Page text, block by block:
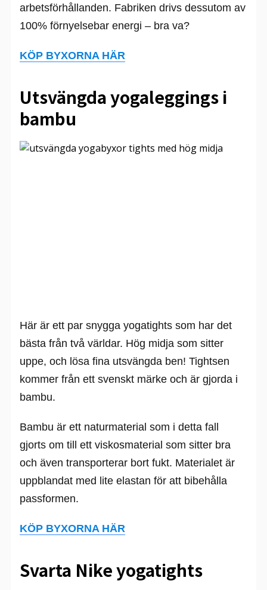
arbetsförhållanden. Fabriken drivs dessutom av
100% förnyelsebar energi – bra va?
KÖP BYXORNA HÄR
Utsvängda yogaleggings i
bambu
Här är ett par snygga yogatights som har det
bästa från två världar. Hög midja som sitter
uppe, och lösa fina utsvängda ben! Tightsen
kommer från ett svenskt märke och är gjorda i
bambu.
Bambu är ett naturmaterial som i detta fall
gjorts om till ett viskosmaterial som sitter bra
och även transporterar bort fukt. Materialet är
uppblandat med lite elastan för att bibehålla
passformen.
KÖP BYXORNA HÄR
Svarta Nike yogatights